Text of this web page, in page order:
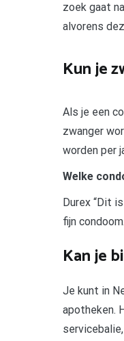
zoek gaat
alvorens
Kun je
Als je een
zwanger
worden per
Welke
Durex “Dit
fijn
Kan je
Je kunt in
apotheken.